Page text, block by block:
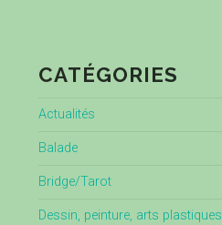
CATÉGORIES
Actualités
Balade
Bridge/Tarot
Dessin, peinture, arts plastiques